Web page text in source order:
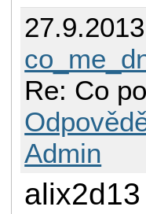
Re: Co
Admin
alix2d13